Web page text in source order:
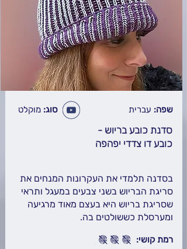
סוג:מוקלט שפה: עברית
סדנת כובע בריוש -
כובע דו צדדי יפהפה
בסדנה תלמדי את העקרונות המנחים את
סריגת הבריוש בשני צבעים במעגל ותראי
שסריגת בריוש היא בעצם מאוד מרגיעה
ומערסלת כששולטים בה.
רמת קושי: